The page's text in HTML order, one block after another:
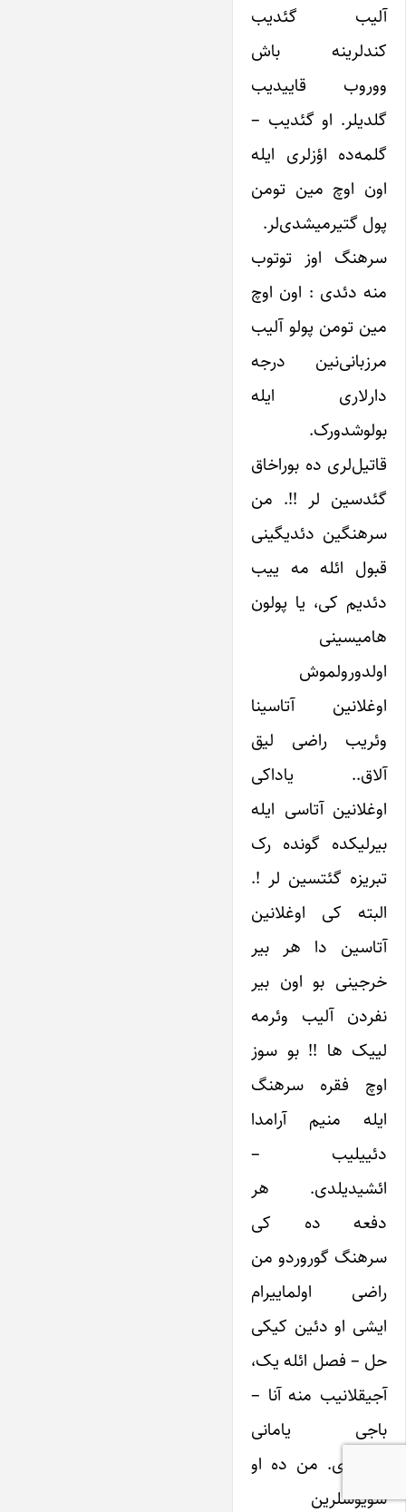
آلیب گئدیب
کندلرینه باش
ووروب قاییدیب
گلدیلر. او گئدیب –
گلمه‌ده اؤز‌لری ایله
اون اوچ مین تومن
پول گتیرمیشدی‌لر.
سرهنگ اوز توتوب
منه دئدی : اون اوچ
مین تومن پولو آلیب
مرزبانی‌نین درجه
دارلاری ایله
بولوشدورک.
قاتیل‌لری ده بوراخاق
گئدسین لر !!. من
سرهنگین دئدیگینی
قبول ائله مه ییب
دئدیم کی، یا پولون
هامیسینی
اولدورولموش
اوغلانین آتاسینا
وئریب راضی لیق
آلاق.. یاداکی
اوغلانین آتاسی ایله
بیرلیکده گونده رک
تبریزه گئتسین لر !.
البته کی اوغلانین
آتاسین دا هر بیر
خرجینی بو اون بیر
نفردن آلیب وئرمه
لییک ها !! بو سوز
اوچ فقره سرهنگ
ایله منیم آرامدا
دئییلیب –
ائشیدیلدی. هر
دفعه ده کی
سرهنگ گوروردو من
راضی اولماییرام
ایشی او دئین کیکی
حل – فصل ائله یک،
آجیقلانیب منه آنا –
باجی یامانی
دئییردی. من ده او
سویوشلرین